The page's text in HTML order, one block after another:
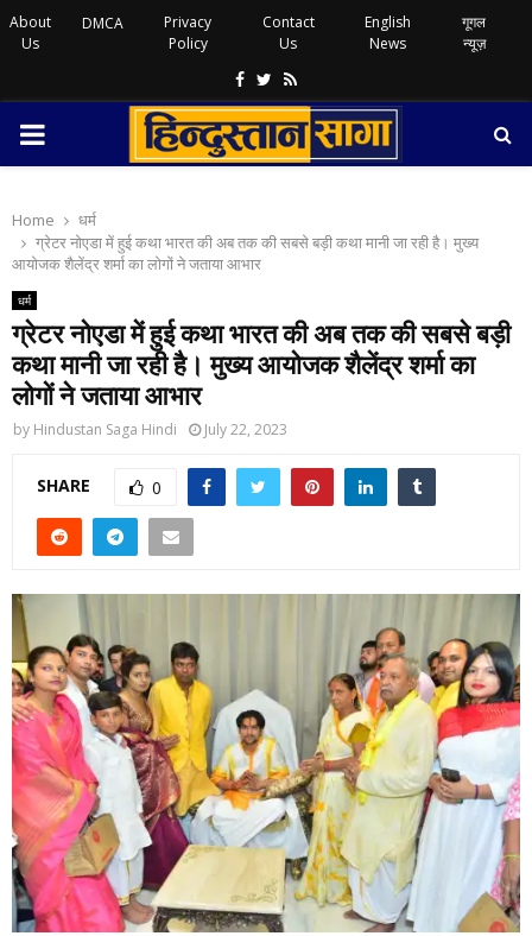
About
Us
DMCA
Privacy
Policy
Contact
Us
English
News
गूगल
न्यूज़
Facebook
Twitter
Rss
PRIMARY
Home
धर्म
ग्रेटर नोएडा में हुई कथा भारत की अब तक की सबसे बड़ी कथा मानी जा रही है। मुख्य
आयोजक शैलेंद्र शर्मा का लोगों ने जताया आभार
धर्म
ग्रेटर नोएडा में हुई कथा भारत की अब तक की सबसे बड़ी
कथा मानी जा रही है। मुख्य आयोजक शैलेंद्र शर्मा का
लोगों ने जताया आभार
by Hindustan Saga Hindi July 22, 2023
SHARE 0